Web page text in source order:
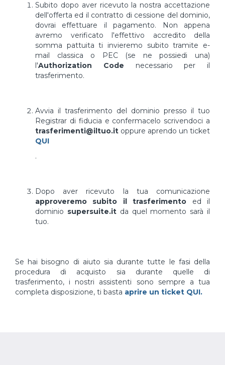
Subito dopo aver ricevuto la nostra accettazione
dell'offerta ed il contratto di cessione del dominio,
dovrai effettuare il pagamento. Non appena
avremo verificato l'effettivo accredito della
somma pattuita ti invieremo subito tramite e-
mail classica o PEC (se ne possiedi una)
l'Authorization Code necessario per il
trasferimento.
Avvia il trasferimento del dominio presso il tuo
Registrar di fiducia e confermacelo scrivendoci a
trasferimenti@iltuo.it oppure aprendo un ticket
QUI
.
Dopo aver ricevuto la tua comunicazione
approveremo subito il trasferimento ed il
dominio supersuite.itda quel momento sarà il
tuo.
Se hai bisogno di aiuto sia durante tutte le fasi della
procedura di acquisto sia durante quelle di
trasferimento, i nostri assistenti sono sempre a tua
completa disposizione, ti basta aprire un ticket QUI.